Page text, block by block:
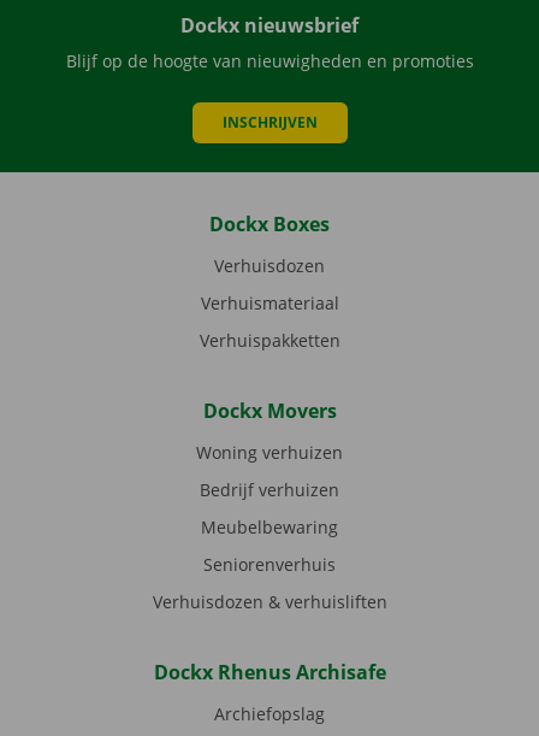
Dockx nieuwsbrief
Blijf op de hoogte van nieuwigheden en promoties
INSCHRIJVEN
Dockx Boxes
Verhuisdozen
Verhuismateriaal
Verhuispakketten
Dockx Movers
Woning verhuizen
Bedrijf verhuizen
Meubelbewaring
Seniorenverhuis
Verhuisdozen & verhuisliften
Dockx Rhenus Archisafe
Archiefopslag